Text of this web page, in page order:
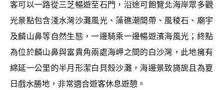
客可以一路從三芝暢遊至石門，沿途可飽覽北海岸眾多觀
光景點包含淺水灣沙灘風光、藻礁潮間帶、風稜石、廟宇
及麟山鼻等自然生態，一邊騎乘一邊暢遊濱海風光；終點
為位於麟山鼻與富貴角兩處海岬之間的白沙灣，此地擁有
綿延一公里的半月形潔白貝殼沙灘，海邊景致旖旎且為夏
日戲水勝地，非常適合遊客休息遊憩。